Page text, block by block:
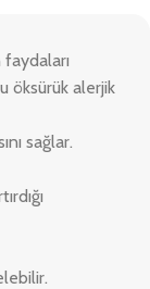
öksürük alerjik
sağlar.